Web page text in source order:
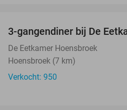
3-gangendiner bij De
De Eetkamer Hoensbroek
Hoensbroek (7 km)
Verkocht: 950